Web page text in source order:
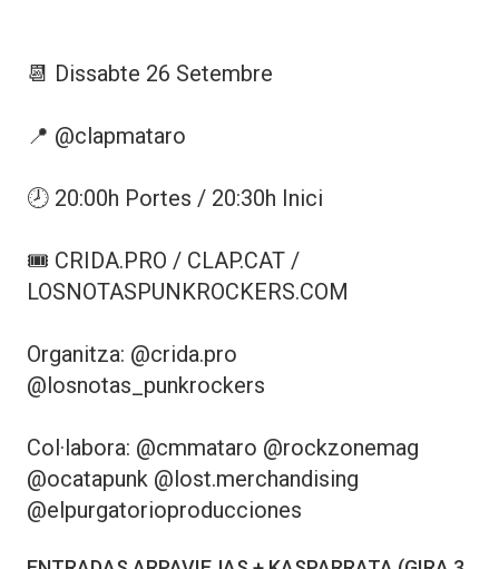
📆 Dissabte 26 Setembre
📍 @clapmataro
🕗 20:00h Portes / 20:30h Inici
🎟 CRIDA.PRO / CLAP.CAT /
LOSNOTASPUNKROCKERS.COM
Organitza: @crida.pro
@losnotas_punkrockers
Col·labora: @cmmataro @rockzonemag
@ocatapunk @lost.merchandising
@elpurgatorioproducciones